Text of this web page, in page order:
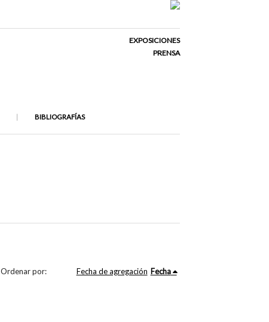
EXPOSICIONES
PRENSA
BIBLIOGRAFÍAS
Ordenar por: Fecha de agregación Fecha